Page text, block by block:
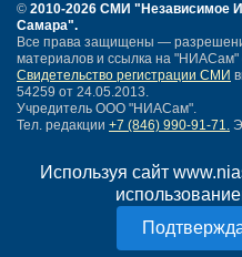
Используя сайт
© 2010-2026 СМИ "Независимое
Самара".
Все права защищены —
материалов и ссылка на "НИАСам"
Свидетельство регистрации СМИ
54259 от 24.05.2013.
Учредитель ООО "НИАСам".
Тел. редакции +7 (846) 990-91-71.
Карта сайта
Нашли ошибку?
Политика конфиденциальности
Согласие на обработку